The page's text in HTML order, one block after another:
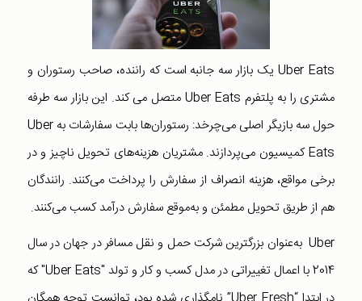
Uber Eats یک بازار سه جانبه است که راننده، صاحب رستوران و
مشتری را به پلتفرم Uber Eats متصل می کند. این بازار سه طرفه
حول سه بازیگر اصلی می‌چرخد: رستوران‌ها بابت سفارشات به Uber
Eats کمیسیون می‌پردازند. مشتریان هزینه‌های تحویل ناچیز و در
برخی مواقع‌، هزینه انصراف از سفارش را پرداخت می‌کنند. رانندگان
هم از طریق تحویل مطمئن و به‌موقع سفارش درآمد کسب می‌کنند.
Uber به‌عنوان بزرگترین شرکت حمل و نقل مسافر در جهان در سال
2014 با اعمال تغییراتی در مدل کسب و کار و تولد "Uber Eats" که